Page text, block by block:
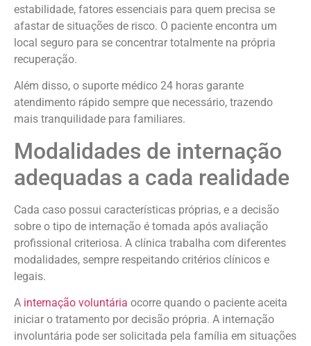
estabilidade, fatores essenciais para quem precisa se
afastar de situações de risco. O paciente encontra um
local seguro para se concentrar totalmente na própria
recuperação.
Além disso, o suporte médico 24 horas garante
atendimento rápido sempre que necessário, trazendo
mais tranquilidade para familiares.
Modalidades de internação
adequadas a cada realidade
Cada caso possui características próprias, e a decisão
sobre o tipo de internação é tomada após avaliação
profissional criteriosa. A clínica trabalha com diferentes
modalidades, sempre respeitando critérios clínicos e
legais.
A internação voluntária ocorre quando o paciente aceita
iniciar o tratamento por decisão própria. A internação
involuntária pode ser solicitada pela família em situações